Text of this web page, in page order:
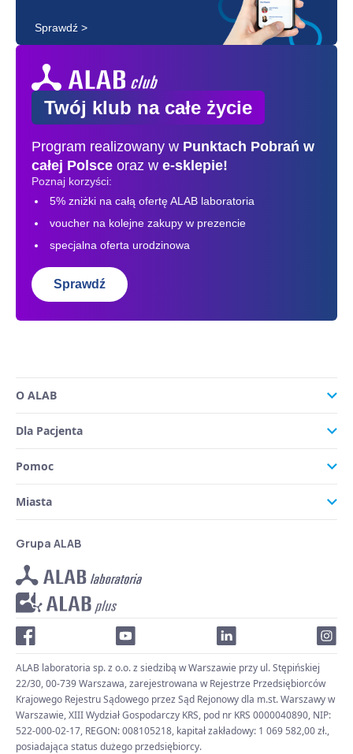
Sprawdź >
Twój klub na całe życie
Program realizowany w Punktach Pobrań w
całej Polsce oraz w e-sklepie!
Poznaj korzyści:
5% zniżki na całą ofertę ALAB laboratoria
voucher na kolejne zakupy w prezencie
specjalna oferta urodzinowa
Sprawdź
O ALAB
Dla Pacjenta
Pomoc
Miasta
Grupa ALAB
ALAB laboratoria sp. z o.o. z siedzibą w Warszawie przy ul. Stępińskiej
22/30, 00-739 Warszawa, zarejestrowana w Rejestrze Przedsiębiorców
Krajowego Rejestru Sądowego przez Sąd Rejonowy dla m.st. Warszawy w
Warszawie, XIII Wydział Gospodarczy KRS, pod nr KRS 0000040890, NIP:
522-000-02-17, REGON: 008105218, kapitał zakładowy: 1 069 582,00 zł.,
posiadająca status dużego przedsiębiorcy.